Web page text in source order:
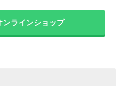
ンラインショップ